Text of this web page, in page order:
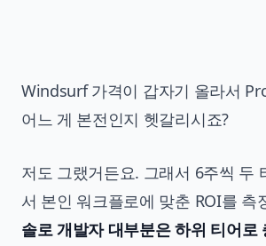
Windsurf 가격이 갑자기 올라서
어느 게 본전인지 헷갈리시죠?
저도 그랬거든요. 그래서 6주씩 두
서 본인 워크플로에 맞춘 ROI를 측
솔로 개발자 대부분은 하위 티어로